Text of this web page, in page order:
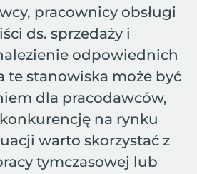
pracownicy obsługi
ds. sprzedaży i
odpowiednich
te stanowiska może być
dla pracodawców,
na rynku
warto skorzystać z
tymczasowej lub